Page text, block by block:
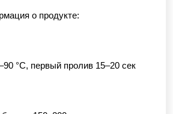
о продукте:
°C, первый пролив 15–20 сек